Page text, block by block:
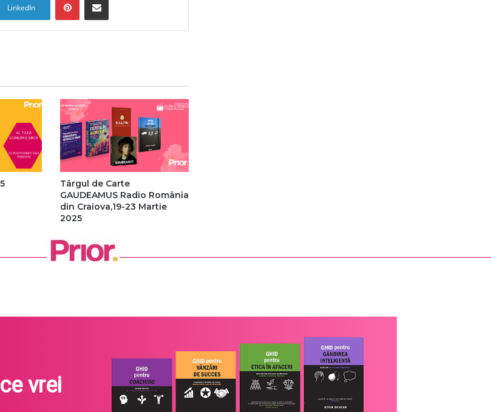
LinkedIn
Târgul de Carte
GAUDEAMUS Radio România
din Craiova,19-23 Martie
2025
vrei